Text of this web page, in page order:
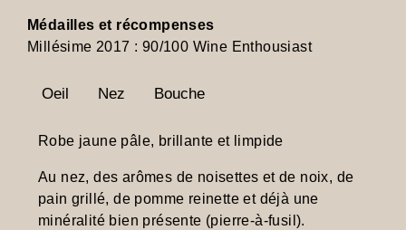
Médailles et récompenses
Millésime 2017 : 90/100 Wine Enthousiast
Oeil Nez Bouche
Robe jaune pâle, brillante et limpide
Au nez, des arômes de noisettes et de noix, de
pain grillé, de pomme reinette et déjà une
minéralité bien présente (pierre-à-fusil).